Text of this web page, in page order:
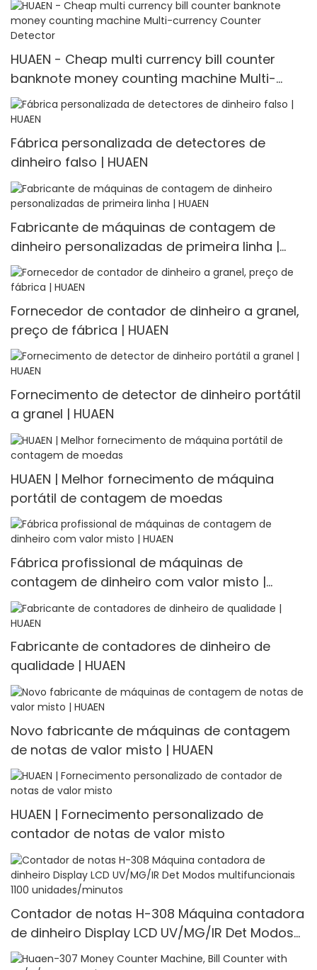
HUAEN - Cheap multi currency bill counter
banknote money counting machine Multi-
currency Counter <000000> Detector
Fábrica personalizada de detectores de
dinheiro falso | HUAEN
Fabricante de máquinas de contagem de
dinheiro personalizadas de primeira linha |
HUAEN
Fornecedor de contador de dinheiro a granel,
preço de fábrica | HUAEN
Fornecimento de detector de dinheiro portátil
a granel | HUAEN
HUAEN | Melhor fornecimento de máquina
portátil de contagem de moedas
Fábrica profissional de máquinas de
contagem de dinheiro com valor misto |
HUAEN
Fabricante de contadores de dinheiro de
qualidade | HUAEN
Novo fabricante de máquinas de contagem
de notas de valor misto | HUAEN
HUAEN | Fornecimento personalizado de
contador de notas de valor misto
Contador de notas H-308 Máquina contadora
de dinheiro Display LCD UV/MG/IR Det Modos
multifuncionais 1100 unidades/minutos